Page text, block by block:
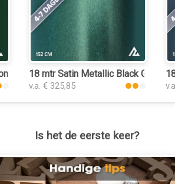
Green 3197 keukenfolie
18 mtr Satin Metallic Black Green
v.a. € 325,85
Is het de eerste keer?